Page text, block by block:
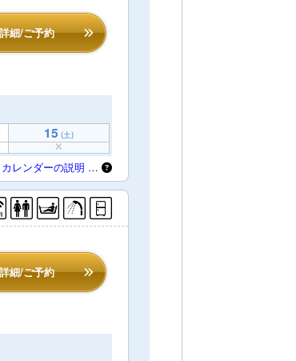
詳細/ご予約
15 (土)
カレンダーの説明 …
詳細/ご予約